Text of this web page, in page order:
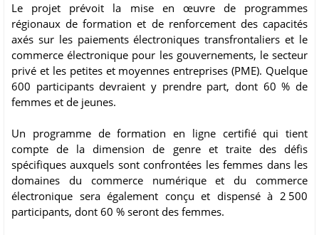
Le projet prévoit la mise en œuvre de programmes
régionaux de formation et de renforcement des capacités
axés sur les paiements électroniques transfrontaliers et le
commerce électronique pour les gouvernements, le secteur
privé et les petites et moyennes entreprises (PME). Quelque
600 participants devraient y prendre part, dont 60 % de
femmes et de jeunes.
Un programme de formation en ligne certifié qui tient
compte de la dimension de genre et traite des défis
spécifiques auxquels sont confrontées les femmes dans les
domaines du commerce numérique et du commerce
électronique sera également conçu et dispensé à 2 500
participants, dont 60 % seront des femmes.